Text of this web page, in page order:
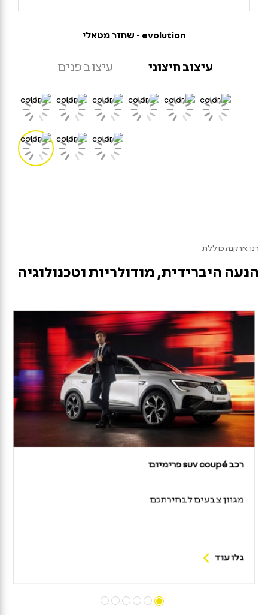
evolution - שחור מטאלי
עיצוב חיצוני עיצוב פנים
רנו ארקנה כוללת
הנעה היברידית, מודולריות וטכנולוגיה
רכב suv coupé פרימיום
מגוון צבעים לבחירתכם
גלו עוד